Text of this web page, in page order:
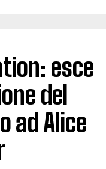
esce
del
ad Alice